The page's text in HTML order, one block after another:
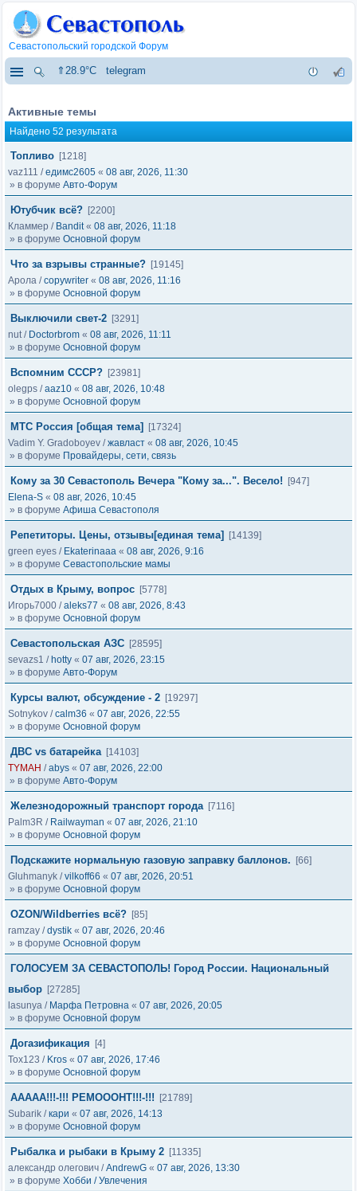
Севастопольский городской Форум
⇑28.9°C telegram
Активные темы
Найдено 52 результата
Топливо [1218]
vaz111 /едимс2605 « 08 авг, 2026, 11:30
» в форуме Авто-Форум
Ютубчик всё? [2200]
Кламмер / Bandit« 08 авг, 2026, 11:18
» в форуме Основной форум
Что за взрывы странные? [19145]
Арола /copywriter « 08 авг, 2026, 11:16
» в форуме Основной форум
Выключили свет-2 [3291]
nut/ Doctorbrom « 08 авг, 2026, 11:11
» в форуме Основной форум
Вспомним СССР? [23981]
olegps /aaz10 « 08 авг, 2026, 10:48
» в форуме Основной форум
МТС Россия [общая тема]
[17324]
Vadim Y. Gradoboyev /жавласт « 08 авг, 2026, 10:45
» в форуме Провайдеры, сети, связь
Кому за 30 Севастополь Вечера "Кому за...". Весело!
[947]
Elena-S « 08 авг, 2026, 10:45
» в форуме Афиша Севастополя
Репетиторы. Цены, отзывы[единая тема]
[14139]
green eyes / Ekaterinaaa « 08 авг, 2026, 9:16
» в форуме Севастопольские мамы
Отдых в Крыму, вопрос [5778]
Игорь7000 /aleks77 « 08 авг, 2026, 8:43
» в форуме Основной форум
Севастопольская АЗС [28595]
sevazs1 / hotty « 07 авг, 2026, 23:15
» в форуме Авто-Форум
Курсы валют, обсуждение - 2 [19297]
Sotnykov /calm36 « 07 авг, 2026, 22:55
» в форуме Основной форум
ДВС vs батарейка [14103]
TYMAH /abys « 07 авг, 2026, 22:00
» в форуме Авто-Форум
Железнодорожный транспорт города [7116]
Palm3R / Railwayman « 07 авг, 2026, 21:10
» в форуме Основной форум
Подскажите нормальную газовую заправку баллонов.
[66]
Gluhmanyk /vilkoff66 « 07 авг, 2026, 20:51
» в форуме Основной форум
OZON/Wildberries всё? [85]
ramzay /dystik « 07 авг, 2026, 20:46
» в форуме Основной форум
ГОЛОСУЕМ ЗА СЕВАСТОПОЛЬ! Город России. Национальный
выбор [27285]
lasunya / Марфа Петровна « 07 авг, 2026, 20:05
» в форуме Основной форум
Догазификация
[4]
Tox123 / Kros « 07 авг, 2026, 17:46
» в форуме Основной форум
ААААА!!!-!!! РЕМОООНТ!!!-!!!
[21789]
Subarik /кари « 07 авг, 2026, 14:13
» в форуме Основной форум
Рыбалка и рыбаки в Крыму 2 [11335]
александр олегович /AndrewG « 07 авг, 2026, 13:30
» в форуме Хобби / Увлечения